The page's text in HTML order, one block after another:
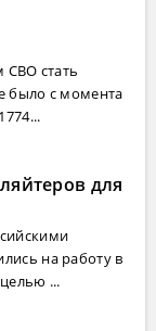
СВО стать
было с момента
для
на работу в
...